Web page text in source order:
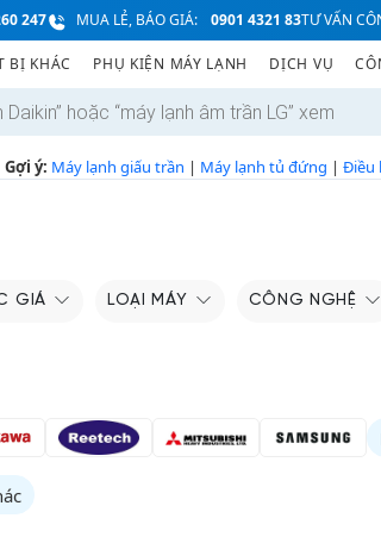
247 MUA LẺ, BÁO GIÁ: 0901 4321 83TƯ VẤN
BỊ KHÁC PHỤ KIỆN MÁY LẠNH DỊCH VỤ
Gợi ý: Máy lạnh giấu trần | Máy lạnh tủ đứng | Điều
GIÁ LOẠI MÁY CÔNG NGHỆ